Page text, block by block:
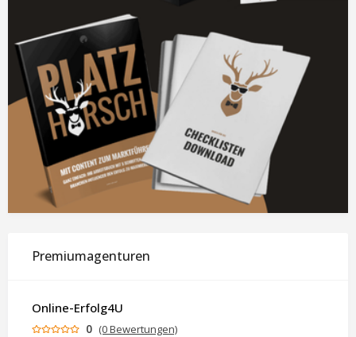
Premiumagenturen
Online-Erfolg4U
0 (0 Bewertungen)